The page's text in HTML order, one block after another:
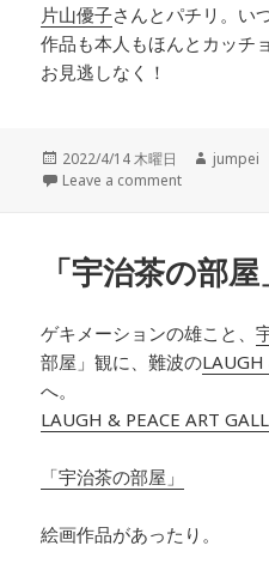
片山優子さんとパチリ。い
作品も本人もほんとカッチ
お見逃しなく！
投
稿
2022/4/14 木曜日
作
jumpei
Leave a comment
「宇治茶の部屋
ゲキメーションの雄こと、
部屋 」観に、難波のLAUGH
へ。
LAUGH & PEACE ART
「宇治茶の部屋 」
絵画作品があったり。